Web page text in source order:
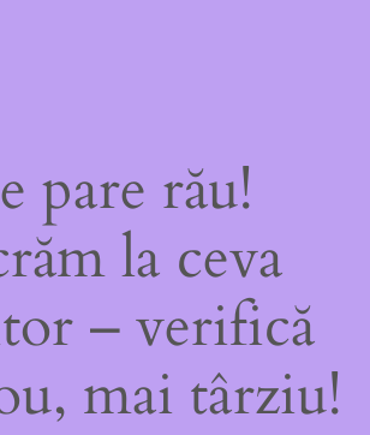
pare rău!
la ceva
– verifică
mai târziu!